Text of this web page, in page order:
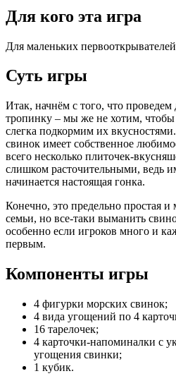
Для кого эта игра
Для маленьких
Суть игры
Итак, начнём с того, что
тропинку – мы же не хотим,
слегка подкормим их
свинок имеет собственное
всего несколько плиточек-
слишком расточительными, ведь
начинается настоящая гонка.
Конечно, это предельно простая
семьи, но все-таки выманить
особенно если игроков много и
первым.
Компоненты игры
4 фигурки морских свинок;
4 вида угощений по 4
16 тарелочек;
4 карточки-напоминалки с
угощения свинки;
1 кубик.